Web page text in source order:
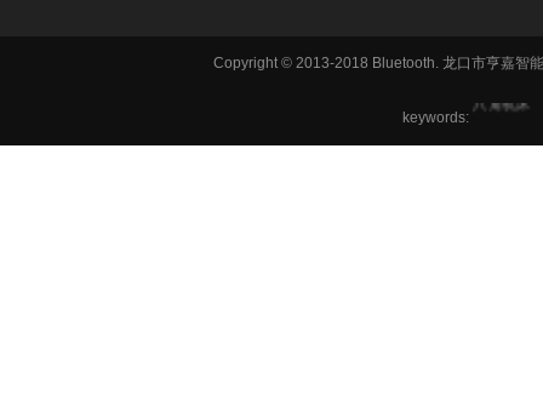
Copyright © 2013-2018 Bluetooth. 龙口市亨嘉智
keywords: